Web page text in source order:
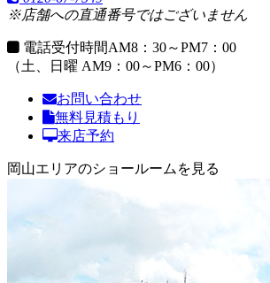
※店舗への直通番号ではございません
電話受付時間AM8：30～PM7：00
（土、日曜 AM9：00～PM6：00）
お問い合わせ
無料見積もり
来店予約
岡山エリアのショールームを見る